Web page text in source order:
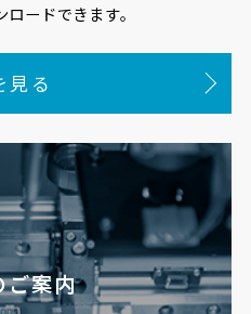
ードできます。
見る
ご案内